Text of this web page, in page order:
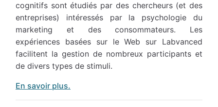
cognitifs sont étudiés par des chercheurs (et des
entreprises) intéressés par la psychologie du
marketing et des consommateurs. Les
expériences basées sur le Web sur Labvanced
facilitent la gestion de nombreux participants et
de divers types de stimuli.
En savoir plus.